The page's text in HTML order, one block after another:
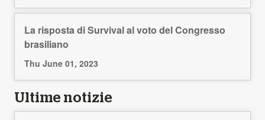
La risposta di Survival al voto del Congresso
brasiliano
Thu June 01, 2023
Ultime notizie